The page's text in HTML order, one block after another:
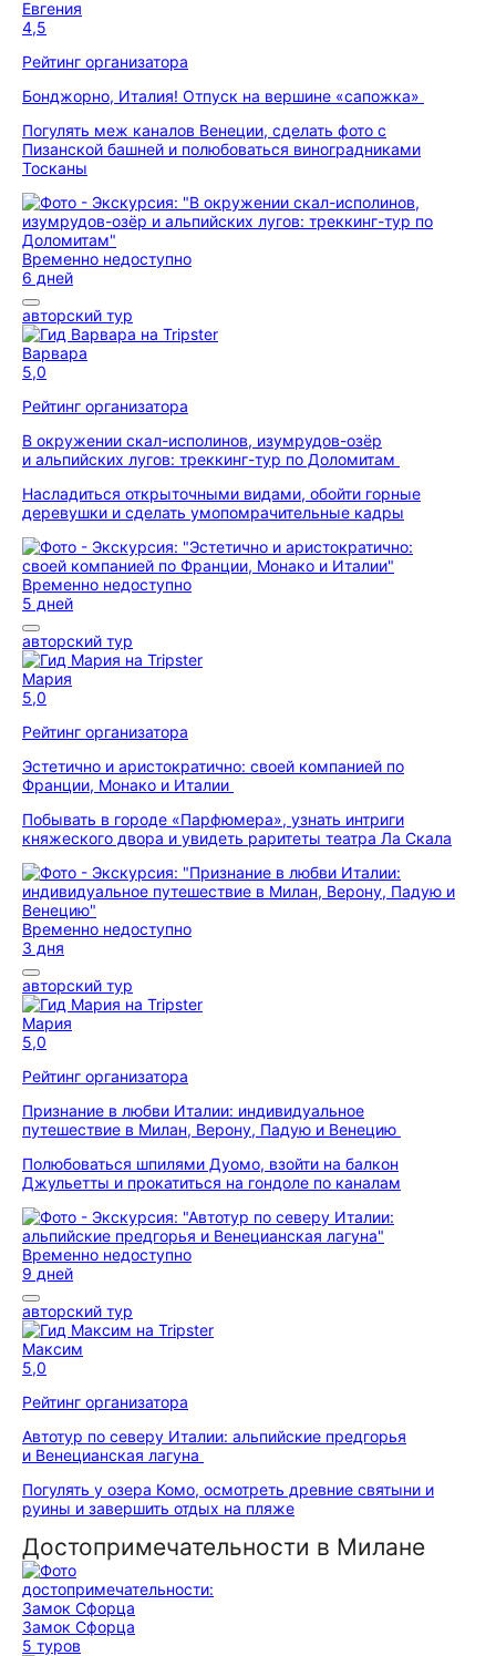
Евгения
4,5
Рейтинг организатора
Бонджорно, Италия! Отпуск на вершине «сапожка»
Погулять меж каналов Венеции, сделать фото с
Пизанской башней и полюбоваться виноградниками
Тосканы
Временно недоступно
6 дней
авторский тур
Варвара
5,0
Рейтинг организатора
В окружении скал-исполинов, изумрудов-озёр
и альпийских лугов: треккинг-тур по Доломитам
Насладиться открыточными видами, обойти горные
деревушки и сделать умопомрачительные кадры
Временно недоступно
5 дней
авторский тур
Мария
5,0
Рейтинг организатора
Эстетично и аристократично: своей компанией по
Франции, Монако и Италии
Побывать в городе «Парфюмера», узнать интриги
княжеского двора и увидеть раритеты театра Ла Скала
Временно недоступно
3 дня
авторский тур
Мария
5,0
Рейтинг организатора
Признание в любви Италии: индивидуальное
путешествие в Милан, Верону, Падую и Венецию
Полюбоваться шпилями Дуомо, взойти на балкон
Джульетты и прокатиться на гондоле по каналам
Временно недоступно
9 дней
авторский тур
Максим
5,0
Рейтинг организатора
Автотур по северу Италии: альпийские предгорья
и Венецианская лагуна
Погулять у озера Комо, осмотреть древние святыни и
руины и завершить отдых на пляже
Достопримечательности в Милане
Замок Сфорца
5 туров